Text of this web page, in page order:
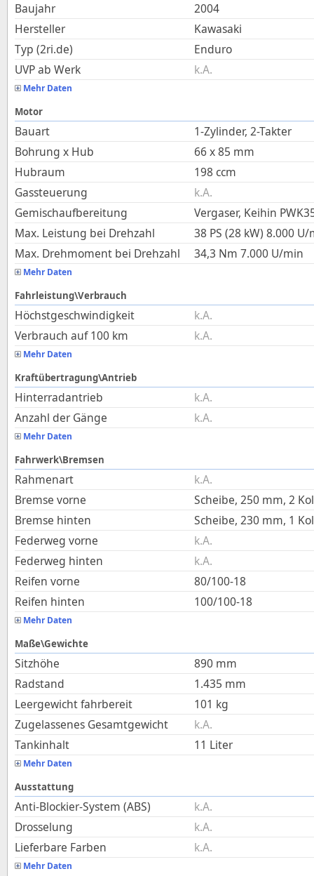
Baujahr
2004
Hersteller
Kawasaki
Typ (2ri.de)
Enduro
UVP ab Werk
k.A.
Mehr Daten
Motor
Bauart
1-Zylinder, 2-Takter
Bohrung x Hub
66x85 mm
Hubraum
198 ccm
Gassteuerung
k.A.
Gemischaufbereitung
Vergaser, Keihin
Max. Leistung bei Drehzahl
38 PS (28 kW) 8.000 U/
Max. Drehmoment bei Drehzahl
34,3 Nm 7.000 U/min
Mehr Daten
Fahrleistung\Verbrauch
Höchstgeschwindigkeit
k.A.
Verbrauch auf 100 km
k.A.
Mehr Daten
Kraftübertragung\Antrieb
Hinterradantrieb
k.A.
Anzahl der Gänge
k.A.
Mehr Daten
Fahrwerk\Bremsen
Rahmenart
k.A.
Bremse vorne
Scheibe, 250 mm, 2
Bremse hinten
Scheibe, 230 mm, 1
Federweg vorne
k.A.
Federweg hinten
k.A.
Reifen vorne
80/100-18
Reifen hinten
100/100-18
Mehr Daten
Maße\Gewichte
Sitzhöhe 890 mm
Radstand
1.435 mm
Leergewicht fahrbereit
101 kg
Zugelassenes Gesamtgewicht
k.A.
Tankinhalt
11 Liter
Mehr Daten
Ausstattung
Anti-Blockier-System (ABS)
k.A.
Drosselung
k.A.
Lieferbare Farben
k.A.
Mehr Daten